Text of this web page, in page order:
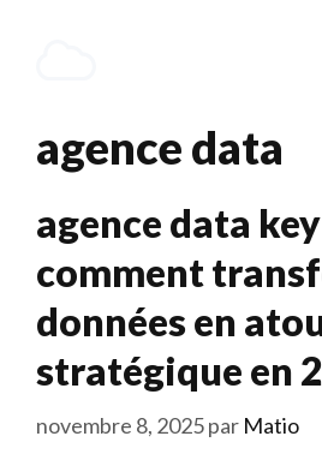
agence data
agence data
comment
données en
stratégique en
novembre 8, 2025par Matio